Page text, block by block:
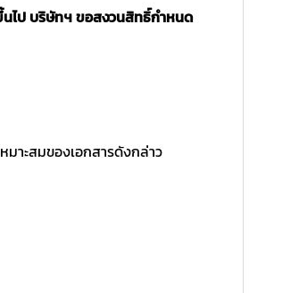
ไป บริษัทฯ ขอสงวนสิทธิ์กำหนด
าะสมของเอกสารดังกล่าว